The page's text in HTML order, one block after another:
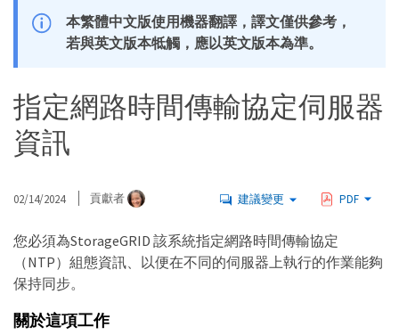
本繁體中文版使用機器翻譯，譯文僅供參考，
若與英文版本牴觸，應以英文版本為準。
指定網路時間傳輸協定伺服器
資訊
02/14/2024 貢獻者 建議變更 PDF
您必須為StorageGRID 該系統指定網路時間傳輸協定
（NTP）組態資訊、以便在不同的伺服器上執行的作業能夠
保持同步。
關於這項工作